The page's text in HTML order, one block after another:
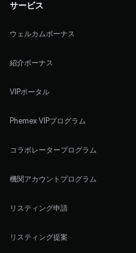
サービス
ウェルカムボーナス
紹介ボーナス
VIPポータル
Phemex VIPプログラム
コラボレータープログラム
機関アカウントプログラム
リスティング申請
リスティング提案